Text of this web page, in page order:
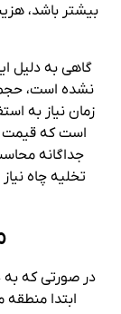
بیشتر باشد،
گاهی به دلیل
نشده است، حجم
زمان نیاز به
جداگانه
تخلیه چاه
در صورتی که به
ابتدا منطقه